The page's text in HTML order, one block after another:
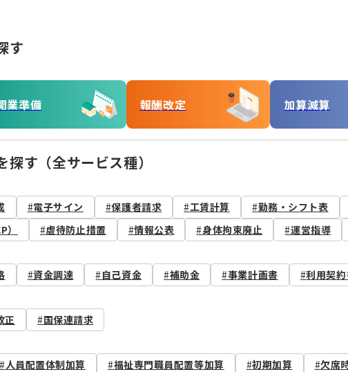
す
業準備 報酬改定 加算減算
す（全サービス種）
電子サイン 保護者請求 工賃計算 勤務・シフト表
虐待防止措置 情報公表 身体拘束廃止 運営指導
資金調達 自己資金 補助金 事業計画書 利用契
正 国保連請求
人員配置体制加算 福祉専門職員配置等加算 初期加算 欠席